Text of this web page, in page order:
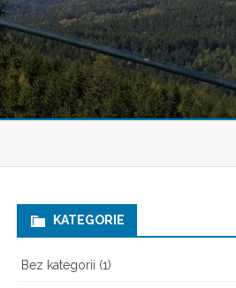
KATEGORIE
Bez kategorii (1)